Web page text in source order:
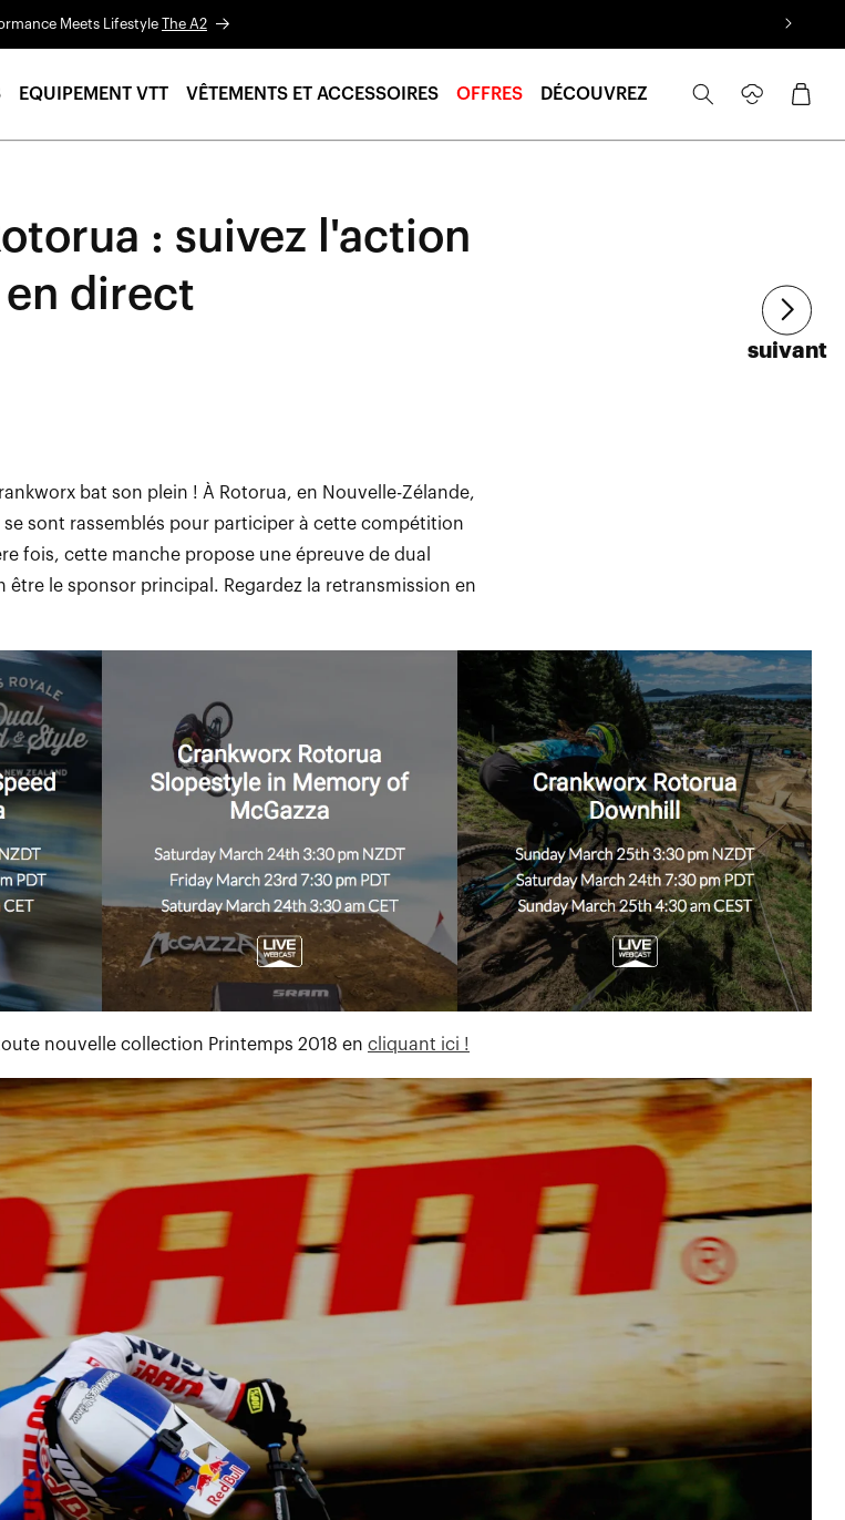
Meets Lifestyle The A2
EQUIPEMENT VTT VÊTEMENTS ET ACCESSOIRES OFFRES DÉCOUVREZ
connecter
Panier
: suivez l'action
en direct
Article
suivant
bat son plein ! À Rotorua, en Nouvelle-Zélande,
sont rassemblés pour participer à cette compétition
fois, cette manche propose une épreuve de dual
être le sponsor principal. Regardez la retransmission en
nouvelle collection Printemps 2018 en cliquant ici !